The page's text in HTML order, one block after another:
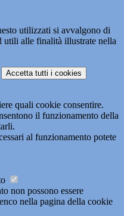
utilizzati si avvalgono di
utili alle finalità illustrate nella
Accetta tutti i cookies
quali cookie consentire.
il funzionamento della
al funzionamento potete
non possono essere
nella pagina della cookie